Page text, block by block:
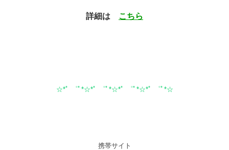
詳細は こちら
☆*ﾟ ゜ﾟ*☆*ﾟ ゜ﾟ*☆*ﾟ ゜ﾟ*☆*ﾟ ゜ﾟ*☆
携帯サイト